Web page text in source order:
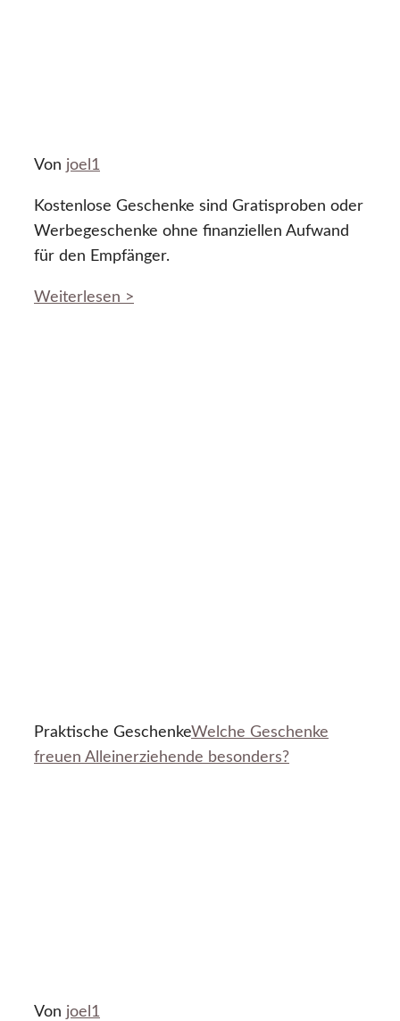
Von joel1
Kostenlose Geschenke sind Gratisproben oder
Werbegeschenke ohne finanziellen Aufwand
für den Empfänger.
Weiterlesen >
Praktische GeschenkeWelche Geschenke
freuen Alleinerziehende besonders?
Von joel1